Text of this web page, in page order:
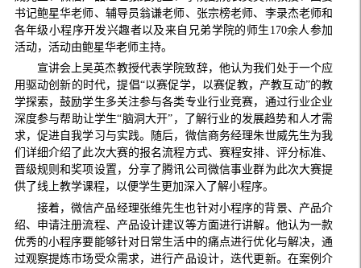
书记鲍星华老师、辅导员翁谦老师、张宗榜老师、李录杰老师和
各年级小程序开发兴趣者以及来自兄弟学院的师生 170余人参加
活动，活动由鲍星华老师主持。
宣讲会上吴英杰教授代表学院致辞，他认为我们处于一个应
用驱动创新的时代，提倡“以赛促学，以赛促教，产教互动”的教
学探索，鼓励学生多关注参与各类专业行业竞赛，通过行业企业
深度参与帮助让学生“脑洞大开”，了解行业的发展趋势和人才需
求，促进自我学习与实践。随后，微信商务经理朱世威先生为我
们详细介绍了此次大赛的报名流程方式、赛程安排、评分标准、
晋级规则和奖项设置，分享了腾讯公司微信事业群为此次大赛提
供了线上教学课程，以便学生更加深入了解小程序。
接着，微信产品经理张维先生也针对小程序的背景、产品介
绍、申请注册流程、产品设计建议等方面进行讲解。他认为一款
优秀的小程序要能够针对日常生活中的痛点进行优化与解决，通
过观察提炼市场受众需求，进行产品设计，迭代更新。在案例介